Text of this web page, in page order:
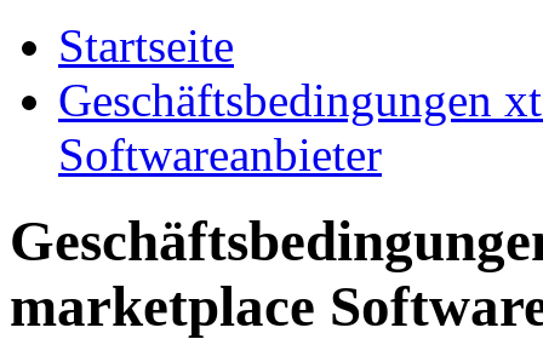
Startseite
Geschäftsbedingungen
Softwareanbieter
marketplace